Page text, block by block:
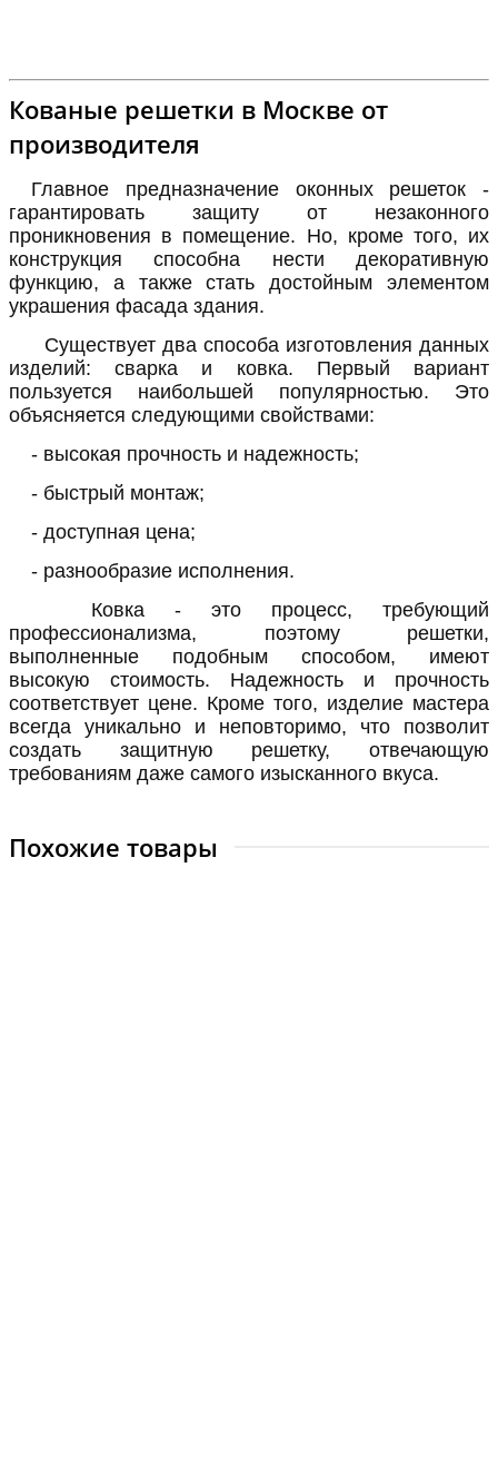
Кованые решетки в Москве от
производителя
Главное предназначение оконных решеток -
гарантировать защиту от незаконного
проникновения в помещение. Но, кроме того, их
конструкция способна нести декоративную
функцию, а также стать достойным элементом
украшения фасада здания.
Существует два способа изготовления данных
изделий: сварка и ковка. Первый вариант
пользуется наибольшей популярностью. Это
объясняется следующими свойствами:
- высокая прочность и надежность;
- быстрый монтаж;
- доступная цена;
- разнообразие исполнения.
Ковка - это процесс, требующий
профессионализма, поэтому решетки,
выполненные подобным способом, имеют
высокую стоимость. Надежность и прочность
соответствует цене. Кроме того, изделие мастера
всегда уникально и неповторимо, что позволит
создать защитную решетку, отвечающую
требованиям даже самого изысканного вкуса.
Похожие товары